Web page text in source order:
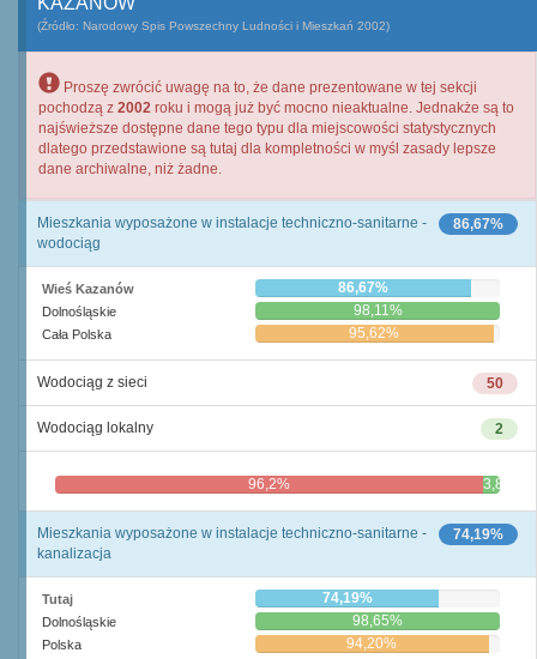
(Źródło: Narodowy Spis Powszechny Ludności i Mieszkań 2002)
Proszę zwrócić uwagę na to, że dane prezentowane w tej sekcji
pochodzą z 2002 roku i mogą już być mocno nieaktualne. Jednakże są to
najświeższe dostępne dane tego typu dla miejscowości statystycznych
dlatego przedstawione są tutaj dla kompletności w myśl zasady lepsze
dane archiwalne, niż żadne.
86,67%
Mieszkania wyposażone w instalacje techniczno-sanitarne -
wodociąg
Wieś Kazanów 86,67%
Dolnośląskie 98,11%
Cała Polska 95,62%
50
Wodociąg z sieci
2
Wodociąg lokalny
96,2% 3,8%
74,19%
Mieszkania wyposażone w instalacje techniczno-sanitarne -
kanalizacja
Tutaj 74,19%
Dolnośląskie 98,65%
Polska 94,20%